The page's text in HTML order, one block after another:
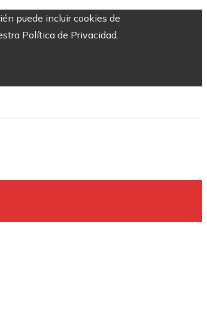
puede incluir cookies de
Política de Privacidad.